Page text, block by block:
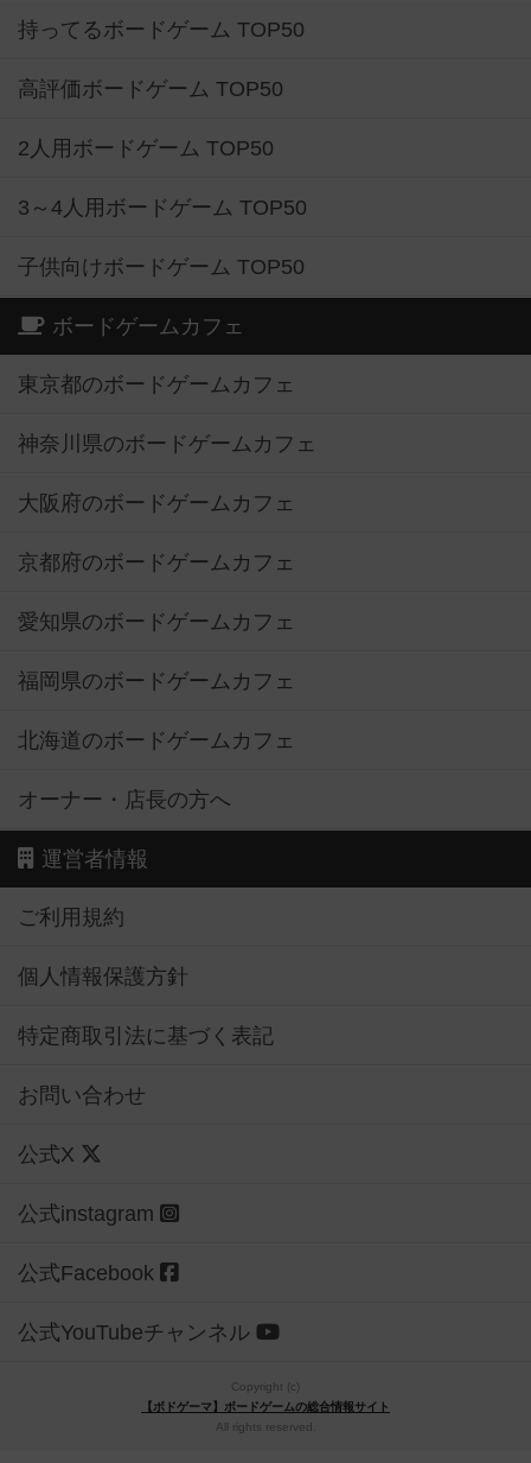
持ってるボードゲーム TOP50
高評価ボードゲーム TOP50
2人用ボードゲーム TOP50
3～4人用ボードゲーム TOP50
子供向けボードゲーム TOP50
ボードゲームカフェ
東京都のボードゲームカフェ
神奈川県のボードゲームカフェ
大阪府のボードゲームカフェ
京都府のボードゲームカフェ
愛知県のボードゲームカフェ
福岡県のボードゲームカフェ
北海道のボードゲームカフェ
オーナー・店長の方へ
運営者情報
ご利用規約
個人情報保護方針
特定商取引法に基づく表記
お問い合わせ
公式X
公式instagram
公式Facebook
公式YouTubeチャンネル
Copyright (c)
【ボドゲーマ】ボードゲームの総合情報サイト
All rights reserved.